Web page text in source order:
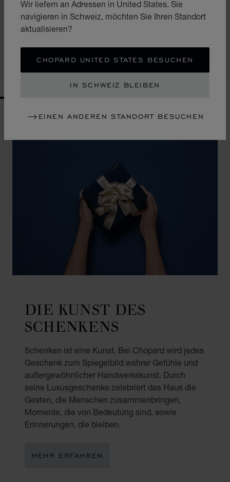
Wir liefern an Adressen in United States. Sie
navigieren in Schweiz, möchten Sie Ihren Standort
aktualisieren?
CHOPARD UNITED STATES BESUCHEN
IN SCHWEIZ BLEIBEN
EINEN ANDEREN STANDORT BESUCHEN
BRIEFTASCHE IL CLASSICO KLEIN
CHF 315
DIE KUNST DES
SCHENKENS
Schenken ist eine Kunst. Bei Chopard wird jedes
Geschenk zum Spiegelbild wahrer Gefühle und
außergewöhnlicher Handwerkskunst. Durch
seine Luxusgeschenke zelebriert das Haus die
Gesten, die Menschen zusammenbringen,
Momente, die von Bedeutung sind, sowie
Erinnerungen, die bleiben.
MEHR ERFAHREN